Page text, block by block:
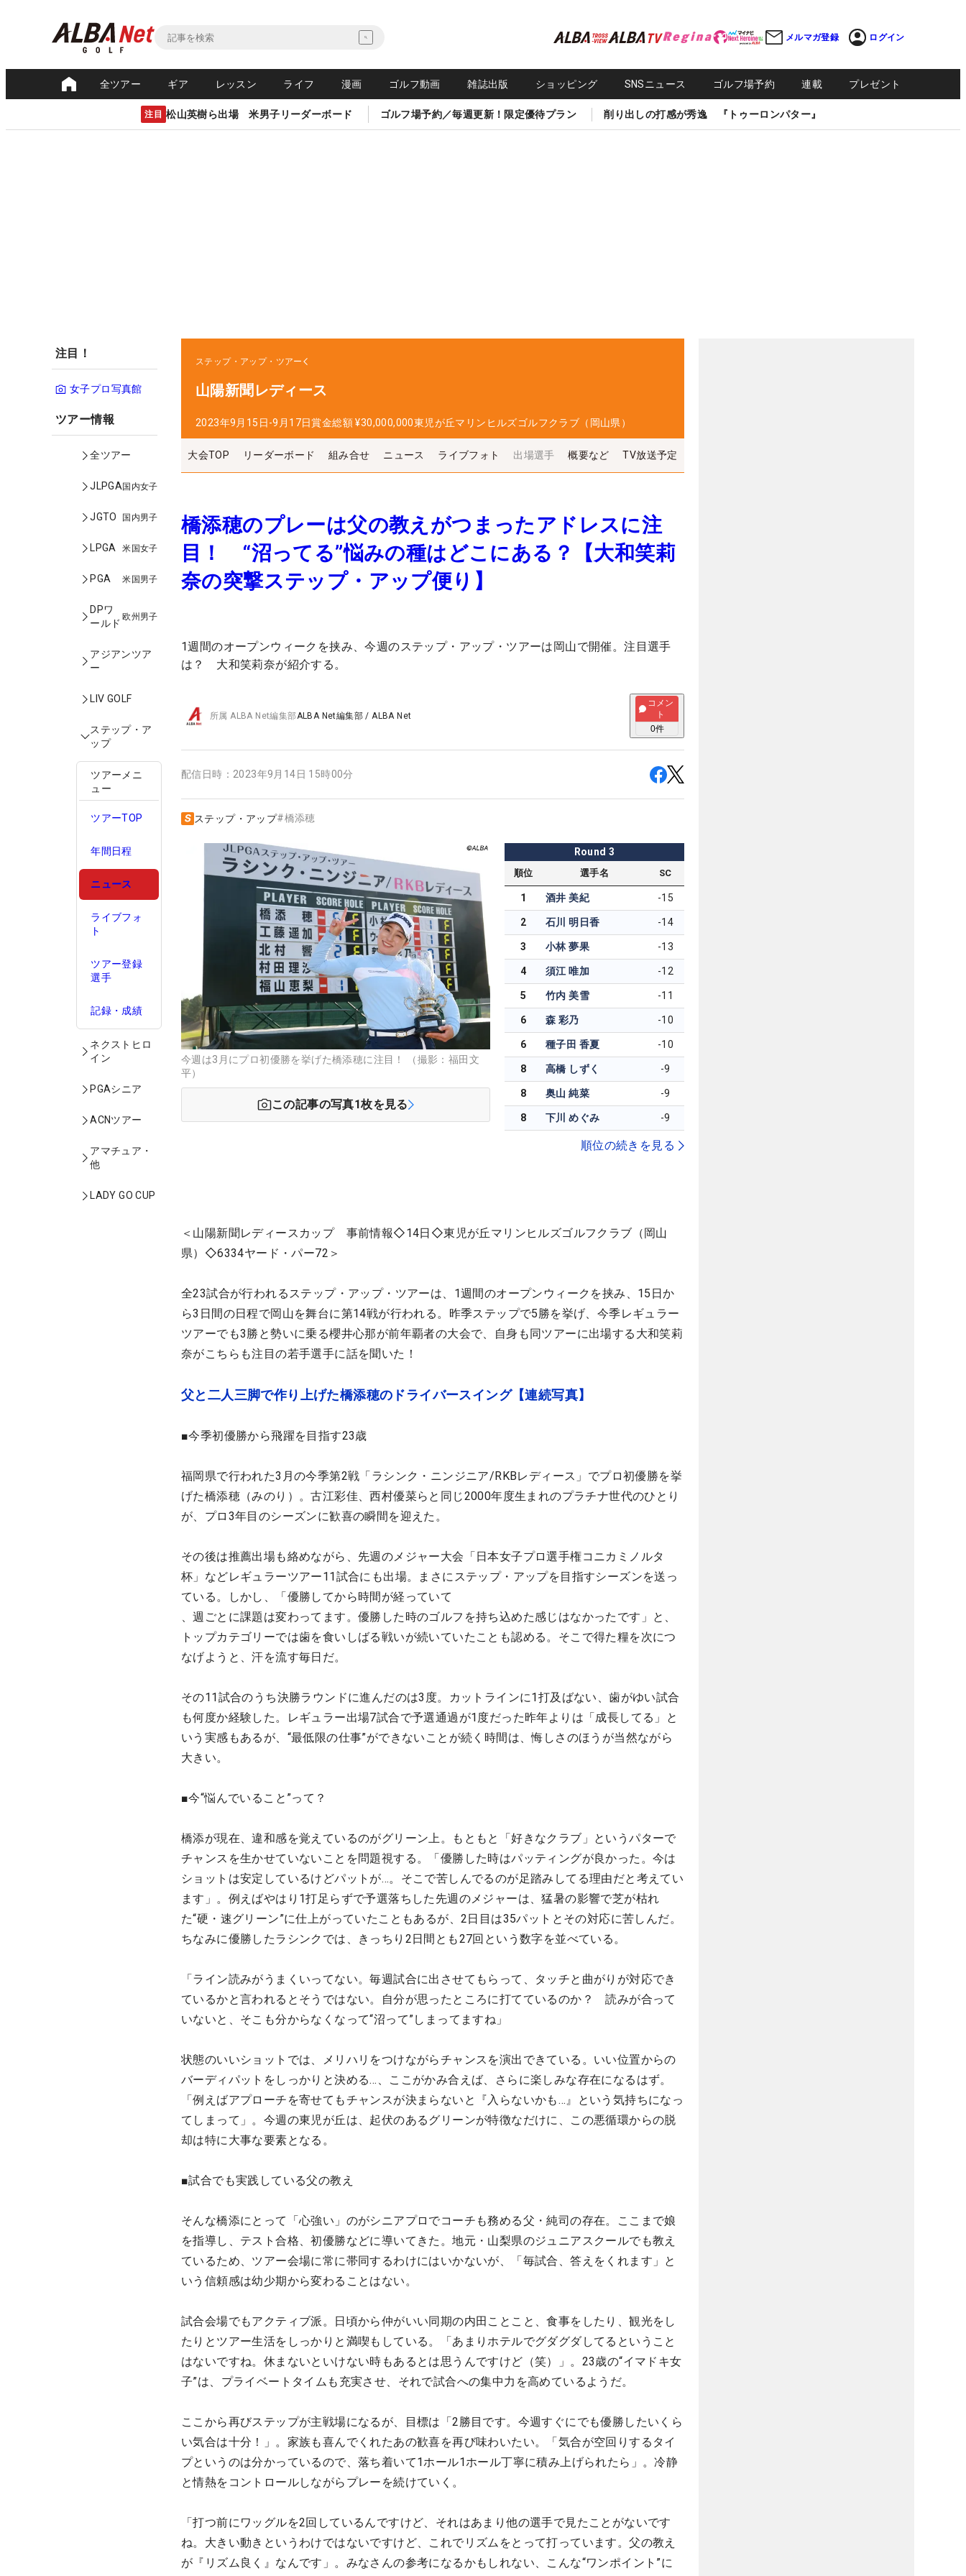
メルマガ登録 ログイン
全ツアー ギア レッスン ライフ 漫画 ゴルフ動画 雑誌出版 ショッピング SNSニュース ゴルフ場予約 連載 プレゼント
注目 松山英樹ら出場 米男子リーダーボード ゴルフ場予約／毎週更新！限定優待プラン 削り出しの打感が秀逸 『トゥーロンパター』
注目！
女子プロ写真館
ツアー情報
全ツアー
JLPGA国内女子
JGTO 国内男子
LPGA 米国女子
PGA 米国男子
DPワ
ールド
欧州男子
アジアンツア
ー
LIV GOLF
ステップ・ア
ップ
ツアーメニ
ュー
ツアーTOP
年間日程
ニュース
ライブフォ
ト
ツアー登録
選手
記録・成績
ネクストヒロ
イン
PGAシニア
ACNツアー
アマチュア・
他
LADY GO CUP
ステップ・アップ・ツアー
山陽新聞レディース
2023年9月15日-9月17日賞金総額 ¥30,000,000東児が丘マリンヒルズゴルフクラブ（岡山県）
大会TOP リーダーボード 組み合せ ニュース ライブフォト 出場選手 概要など TV放送予定
橋添穂のプレーは父の教えがつまったアドレスに注
目！ “沼ってる”悩みの種はどこにある？【大和笑莉
奈の突撃ステップ・アップ便り】
1週間のオープンウィークを挟み、今週のステップ・アップ・ツアーは岡山で開催。注目選手
は？ 大和笑莉奈が紹介する。
所属ALBA Net編集部ALBA Net編集部 /ALBA Net
コメン
ト
0件
配信日時： 2023年9月14日 15時00分
ステップ・アップ#橋添穂
今週は3月にプロ初優勝を挙げた橋添穂に注目！ （撮影：福田文
平）
この記事の写真1枚を見る
Round 3
順位 選手名 SC
1 酒井 美紀 -15
2 石川 明日香 -14
3 小林 夢果 -13
4 須江 唯加 -12
5 竹内 美雪 -11
6 森 彩乃 -10
6 種子田 香夏 -10
8 高橋 しずく -9
8 奥山 純菜 -9
8 下川 めぐみ -9
順位の続きを見る
＜山陽新聞レディースカップ 事前情報◇14日◇東児が丘マリンヒルズゴルフクラブ（岡山
県）◇6334ヤード・パー72＞
全23試合が行われるステップ・アップ・ツアーは、1週間のオープンウィークを挟み、15日か
ら3日間の日程で岡山を舞台に第14戦が行われる。昨季ステップで5勝を挙げ、今季レギュラー
ツアーでも3勝と勢いに乗る櫻井心那が前年覇者の大会で、自身も同ツアーに出場する大和笑莉
奈がこちらも注目の若手選手に話を聞いた！
父と二人三脚で作り上げた橋添穂のドライバースイング【連続写真】
■今季初優勝から飛躍を目指す23歳
福岡県で行われた3月の今季第2戦「ラシンク・ニンジニア/RKBレディース」でプロ初優勝を挙
げた橋添穂（みのり）。古江彩佳、西村優菜らと同じ2000年度生まれのプラチナ世代のひとり
が、プロ3年目のシーズンに歓喜の瞬間を迎えた。
その後は推薦出場も絡めながら、先週のメジャー大会「日本女子プロ選手権コニカミノルタ
杯」などレギュラーツアー11試合にも出場。まさにステップ・アップを目指すシーズンを送っ
ている。しかし、「優勝してから時間が経っていて
、週ごとに課題は変わってます。優勝した時のゴルフを持ち込めた感じはなかったです」と、
トップカテゴリーでは歯を食いしばる戦いが続いていたことも認める。そこで得た糧を次につ
なげようと、汗を流す毎日だ。
その11試合のうち決勝ラウンドに進んだのは3度。カットラインに1打及ばない、歯がゆい試合
も何度か経験した。レギュラー出場7試合で予選通過が1度だった昨年よりは「成長してる」と
いう実感もあるが、“最低限の仕事”ができないことが続く時間は、悔しさのほうが当然ながら
大きい。
■今“悩んでいること”って？
橋添が現在、違和感を覚えているのがグリーン上。もともと「好きなクラブ」というパターで
チャンスを生かせていないことを問題視する。「優勝した時はパッティングが良かった。今は
ショットは安定しているけどパットが…。そこで苦しんでるのが足踏みしてる理由だと考えてい
ます」。例えばやはり1打足らずで予選落ちした先週のメジャーは、猛暑の影響で芝が枯れ
た“硬・速グリーン”に仕上がっていたこともあるが、2日目は35パットとその対応に苦しんだ。
ちなみに優勝したラシンクでは、きっちり2日間とも27回という数字を並べている。
「ライン読みがうまくいってない。毎週試合に出させてもらって、タッチと曲がりが対応でき
ているかと言われるとそうではない。自分が思ったところに打てているのか？ 読みが合って
いないと、そこも分からなくなって“沼って”しまってますね」
状態のいいショットでは、メリハリをつけながらチャンスを演出できている。いい位置からの
バーディパットをしっかりと決める…、ここがかみ合えば、さらに楽しみな存在になるはず。
「例えばアプローチを寄せてもチャンスが決まらないと『入らないかも…』という気持ちになっ
てしまって」。今週の東児が丘は、起伏のあるグリーンが特徴なだけに、この悪循環からの脱
却は特に大事な要素となる。
■試合でも実践している父の教え
そんな橋添にとって「心強い」のがシニアプロでコーチも務める父・純司の存在。ここまで娘
を指導し、テスト合格、初優勝などに導いてきた。地元・山梨県のジュニアスクールでも教え
ているため、ツアー会場に常に帯同するわけにはいかないが、「毎試合、答えをくれます」と
いう信頼感は幼少期から変わることはない。
試合会場でもアクティブ派。日頃から仲がいい同期の内田ことこと、食事をしたり、観光をし
たりとツアー生活をしっかりと満喫もしている。「あまりホテルでグダグダしてるということ
はないですね。休まないといけない時もあるとは思うんですけど（笑）」。23歳の“イマドキ女
子”は、プライベートタイムも充実させ、それで試合への集中力を高めているようだ。
ここから再びステップが主戦場になるが、目標は「2勝目です。今週すぐにでも優勝したいくら
い気合は十分！」。家族も喜んでくれたあの歓喜を再び味わいたい。「気合が空回りするタイ
プというのは分かっているので、落ち着いて1ホール1ホール丁寧に積み上げられたら」。冷静
と情熱をコントロールしながらプレーを続けていく。
「打つ前にワッグルを2回しているんですけど、それはあまり他の選手で見たことがないです
ね。大きい動きというわけではないですけど、これでリズムをとって打っています。父の教え
が『リズム良く』なんです」。みなさんの参考になるかもしれない、こんな“ワンポイント”に